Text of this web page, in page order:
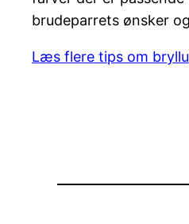
brudeparrets ønsker
Læs flere tips om